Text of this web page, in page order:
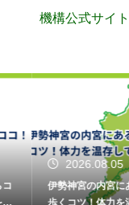
機構公式サイト
2026.08.05
伊勢神宮の内宮にある坂